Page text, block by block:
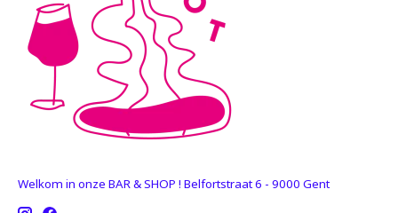
Welkom in onze BAR & SHOP ! Belfortstraat 6 - 9000 Gent